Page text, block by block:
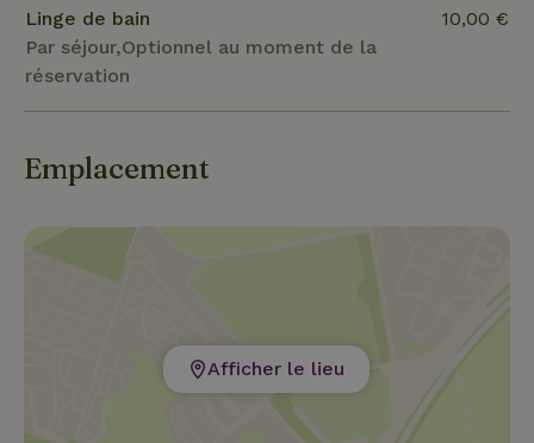
Linge de bain
Par séjour,Optionnel au moment de la
réservation
10,00 €
Emplacement
Afficher le lieu